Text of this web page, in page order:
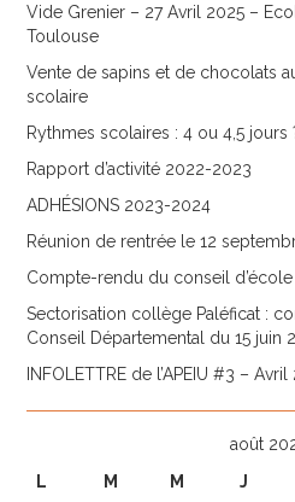
Vide Grenier – 27 Avril 2025 –
Toulouse
Vente de sapins et de chocolats
scolaire
Rythmes scolaires : 4 ou 4,5 jours
Rapport d’activité 2022-2023
ADHÉSIONS 2023-2024
Réunion de rentrée le 12
Compte-rendu du conseil
Sectorisation collège Paléficat :
Conseil Départemental du 15 juin
INFOLETTRE de l’APEIU #3 – Avril
août
L
M M J